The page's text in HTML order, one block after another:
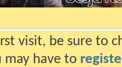
visit, be sure to
may have to